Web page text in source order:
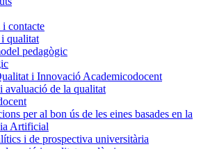
contacte
qualitat
pedagògic
i Innovació Academicodocent
avaluació de la qualitat
per al bon ús de les eines basades en la
Artificial
i de prospectiva universitària